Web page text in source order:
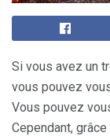
Si vous avez un
vous pouvez
Vous pouvez
Cependant,